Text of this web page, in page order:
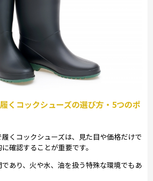
くコックシューズの選び方・5つのポ
くコックシューズは、見た目や価格だけで
確認することが重要です。
あり、火や水、油を扱う特殊な環境でもあ